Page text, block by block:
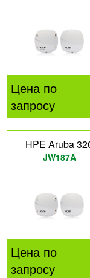
Цена по
запросу
HPE Aruba
JW187A
Цена по
запросу